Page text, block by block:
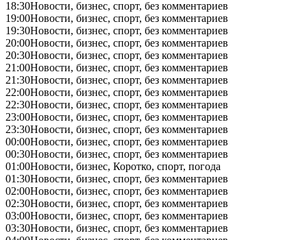
18:30Новости, бизнес, спорт, без комментариев
19:00Новости, бизнес, спорт, без комментариев
19:30Новости, бизнес, спорт, без комментариев
20:00Новости, бизнес, спорт, без комментариев
20:30Новости, бизнес, спорт, без комментариев
21:00Новости, бизнес, спорт, без комментариев
21:30Новости, бизнес, спорт, без комментариев
22:00Новости, бизнес, спорт, без комментариев
22:30Новости, бизнес, спорт, без комментариев
23:00Новости, бизнес, спорт, без комментариев
23:30Новости, бизнес, спорт, без комментариев
00:00Новости, бизнес, спорт, без комментариев
00:30Новости, бизнес, спорт, без комментариев
01:00Новости, бизнес, Коротко, спорт, погода
01:30Новости, бизнес, спорт, без комментариев
02:00Новости, бизнес, спорт, без комментариев
02:30Новости, бизнес, спорт, без комментариев
03:00Новости, бизнес, спорт, без комментариев
03:30Новости, бизнес, спорт, без комментариев